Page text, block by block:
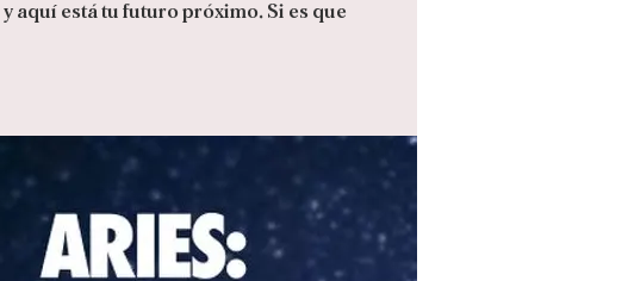
aquí está tu futuro próximo. Si es que